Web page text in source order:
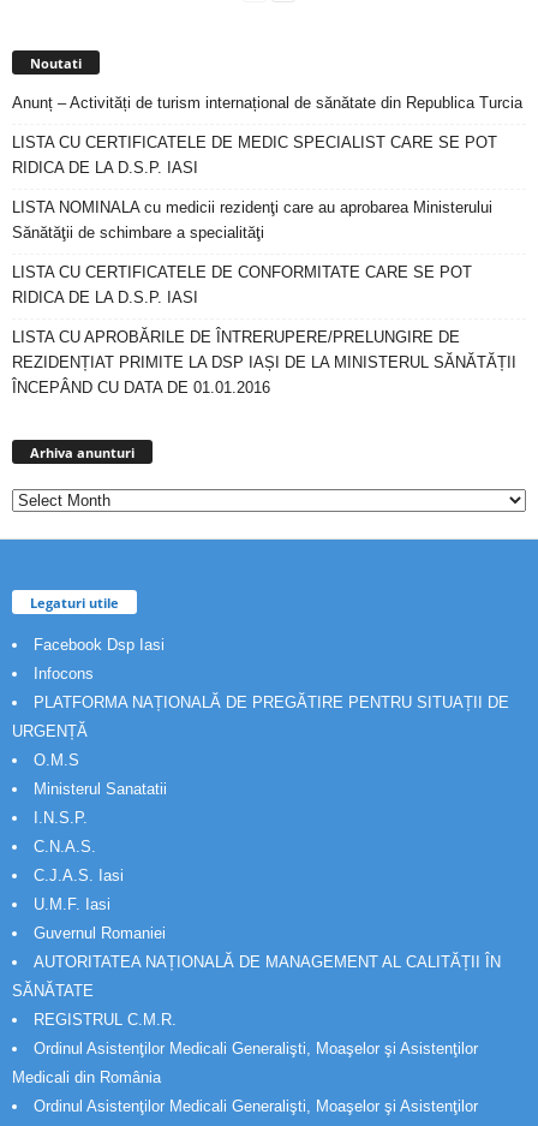
Noutati
Anunț – Activități de turism internațional de sănătate din Republica Turcia
LISTA CU CERTIFICATELE DE MEDIC SPECIALIST CARE SE POT
RIDICA DE LA D.S.P. IASI
LISTA NOMINALA cu medicii rezidenţi care au aprobarea Ministerului
Sănătăţii de schimbare a specialităţi
LISTA CU CERTIFICATELE DE CONFORMITATE CARE SE POT
RIDICA DE LA D.S.P. IASI
LISTA CU APROBĂRILE DE ÎNTRERUPERE/PRELUNGIRE DE
REZIDENȚIAT PRIMITE LA DSP IAȘI DE LA MINISTERUL SĂNĂTĂȚII
ÎNCEPÂND CU DATA DE 01.01.2016
Arhiva anunturi
Legaturi utile
Facebook Dsp Iasi
Infocons
PLATFORMA NAȚIONALĂ DE PREGĂTIRE PENTRU SITUAȚII DE
URGENȚĂ
O.M.S
Ministerul Sanatatii
I.N.S.P.
C.N.A.S.
C.J.A.S. Iasi
U.M.F. Iasi
Guvernul Romaniei
AUTORITATEA NAȚIONALĂ DE MANAGEMENT AL CALITĂȚII ÎN
SĂNĂTATE
REGISTRUL C.M.R.
Ordinul Asistenţilor Medicali Generalişti, Moaşelor şi Asistenţilor
Medicali din România
Ordinul Asistenţilor Medicali Generalişti, Moaşelor şi Asistenţilor